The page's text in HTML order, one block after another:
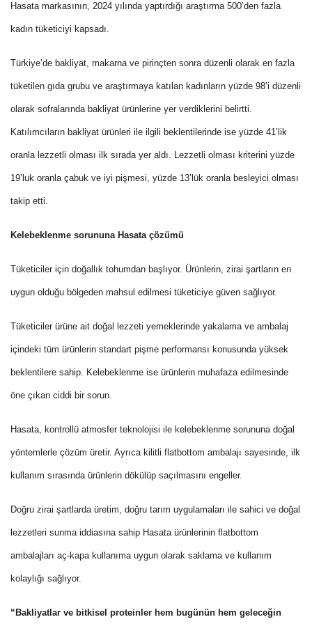
Hasata markasının, 2024 yılında yaptırdığı araştırma 500’den fazla
kadın tüketiciyi kapsadı.
Türkiye’de bakliyat, makarna ve pirinçten sonra düzenli olarak en fazla
tüketilen gıda grubu ve araştırmaya katılan kadınların yüzde 98’i düzenli
olarak sofralarında bakliyat ürünlerine yer verdiklerini belirtti.
Katılımcıların bakliyat ürünleri ile ilgili beklentilerinde ise yüzde 41’lik
oranla lezzetli olması ilk sırada yer aldı. Lezzetli olması kriterini yüzde
19’luk oranla çabuk ve iyi pişmesi, yüzde 13’lük oranla besleyici olması
takip etti.
Kelebeklenme sorununa Hasata çözümü
Tüketiciler için doğallık tohumdan başlıyor. Ürünlerin, zirai şartların en
uygun olduğu bölgeden mahsul edilmesi tüketiciye güven sağlıyor.
Tüketiciler ürüne ait doğal lezzeti yemeklerinde yakalama ve ambalaj
içindeki tüm ürünlerin standart pişme performansı konusunda yüksek
beklentilere sahip. Kelebeklenme ise ürünlerin muhafaza edilmesinde
öne çıkan ciddi bir sorun.
Hasata, kontrollü atmosfer teknolojisi ile kelebeklenme sorununa doğal
yöntemlerle çözüm üretir. Ayrıca kilitli flatbottom ambalajı sayesinde, ilk
kullanım sırasında ürünlerin dökülüp saçılmasını engeller.
Doğru zirai şartlarda üretim, doğru tarım uygulamaları ile sahici ve doğal
lezzetleri sunma iddiasına sahip Hasata ürünlerinin flatbottom
ambalajları aç-kapa kullanıma uygun olarak saklama ve kullanım
kolaylığı sağlıyor.
“Bakliyatlar ve bitkisel proteinler hem bugünün hem geleceğin